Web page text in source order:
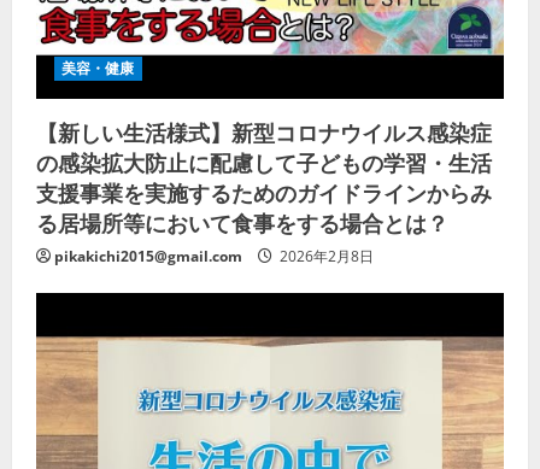
美容・健康
【新しい生活様式】新型コロナウイルス感染症
の感染拡大防止に配慮して子どもの学習・生活
支援事業を実施するためのガイドラインからみ
る居場所等において食事をする場合とは？
pikakichi2015@gmail.com 2026年2月8日